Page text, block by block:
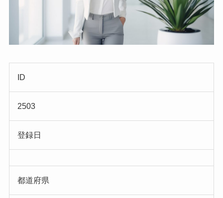
ID
2503
登録日
都道府県